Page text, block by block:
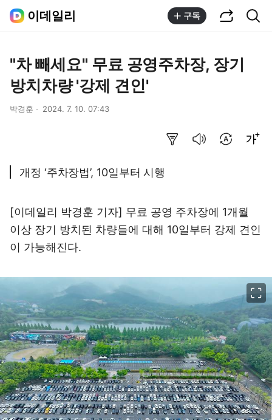
이데일리 구독
"차 빼세요" 무료 공영주차장, 장기
방치차량 '강제 견인'
박경훈 2024. 7. 10. 07:43
개정 ‘주차장법’, 10일부터 시행
[이데일리 박경훈 기자] 무료 공영 주차장에 1개월
이상 장기 방치된 차량들에 대해 10일부터 강제 견인
이 가능해진다.